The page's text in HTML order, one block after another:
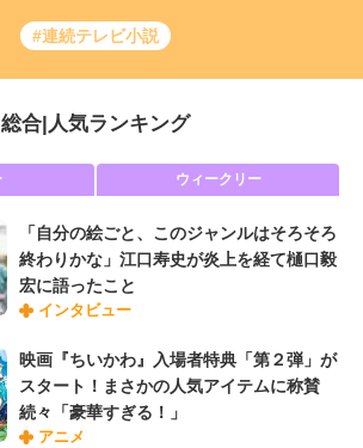
#連続テレビ小説
総合 人気ランキング
ウィークリー
「自分の絵ごと、このジャンルはそろそろ
終わりかな」江口寿史が炎上を経て樋口毅
宏に語ったこと
インタビュー
映画『ちいかわ』入場者特典「第２弾」が
スタート！まさかの人気アイテムに称賛
続々「豪華すぎる！」
アニメ